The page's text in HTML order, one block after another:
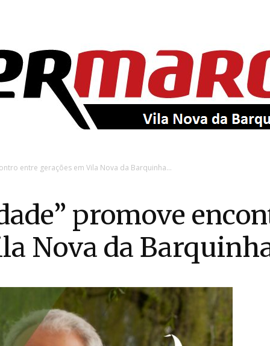
EntroncamentoOnline
entre gerações em Vila Nova da Barquinha...
promove
Nova da